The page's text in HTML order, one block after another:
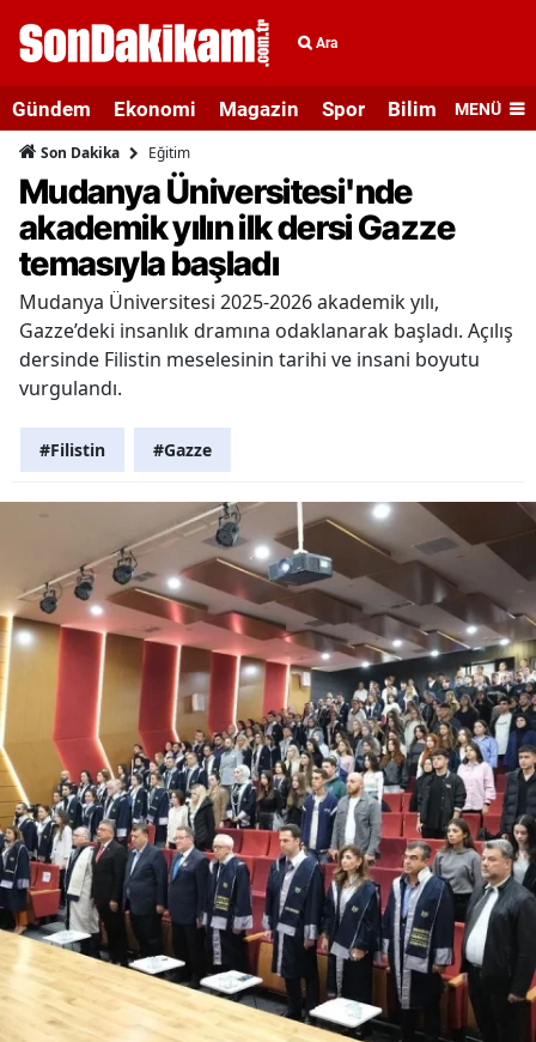
Ara
Gündem Ekonomi Magazin Spor Bilim veMENÜ
Son Dakika Eğitim
Mudanya Üniversitesi'nde
akademik yılın ilk dersi Gazze
temasıyla başladı
Mudanya Üniversitesi 2025-2026 akademik yılı,
Gazze’deki insanlık dramına odaklanarak başladı. Açılış
dersinde Filistin meselesinin tarihi ve insani boyutu
vurgulandı.
#Filistin #Gazze